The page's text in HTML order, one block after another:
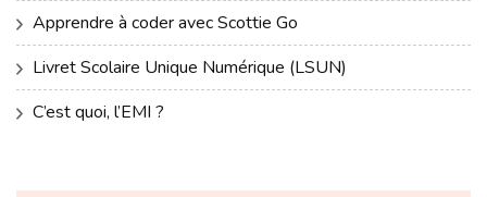
Apprendre à coder avec Scottie Go
Livret Scolaire Unique Numérique (LSUN)
C’est quoi, l’EMI ?